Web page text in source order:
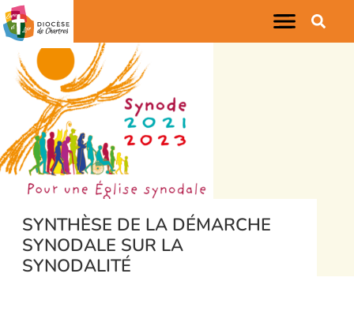
SYNTHÈSE DE LA DÉMARCHE
SYNODALE SUR LA
SYNODALITÉ